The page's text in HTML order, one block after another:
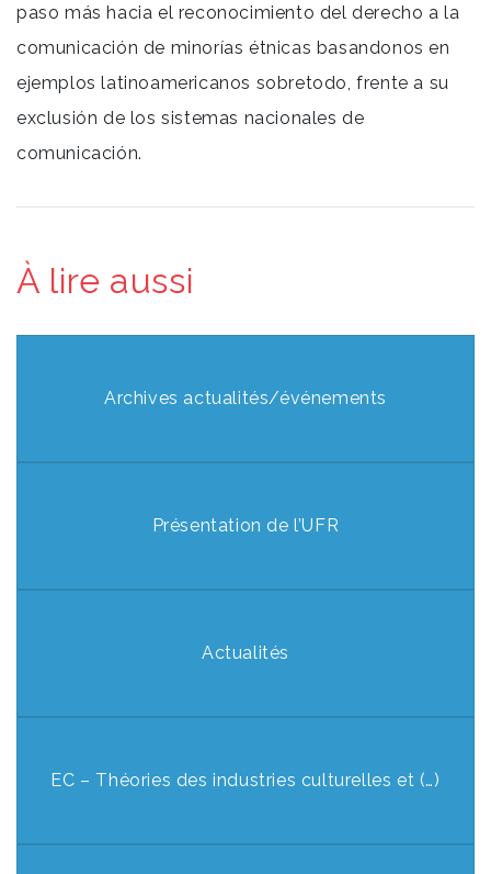
paso más hacia el reconocimiento del derecho a la
comunicación de minorías étnicas basandonos en
ejemplos latinoamericanos sobretodo, frente a su
exclusión de los sistemas nacionales de
comunicación.
À lire aussi
Archives actualités/événements
Présentation de l’UFR
Actualités
EC – Théories des industries culturelles et (…)